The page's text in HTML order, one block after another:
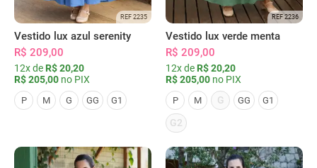
REF 2235
Vestido lux azul serenity
R$ 209,00
12x de R$ 20,20
R$ 205,00 no PIX
P M G GG G1
REF 2236
Vestido lux verde menta
R$ 209,00
12x de R$ 20,20
R$ 205,00 no PIX
P M G GG G1
G2